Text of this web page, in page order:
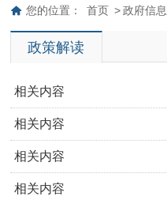
您的位置： 首页 > 政府信
政策解读
相关内容
一图读懂 | 2026年贵德县政
相关内容
《贵德县“山水林田湖草沙
大整治工作方案》部门解读
相关内容
《贵德县殡仪馆调整为公
相关内容